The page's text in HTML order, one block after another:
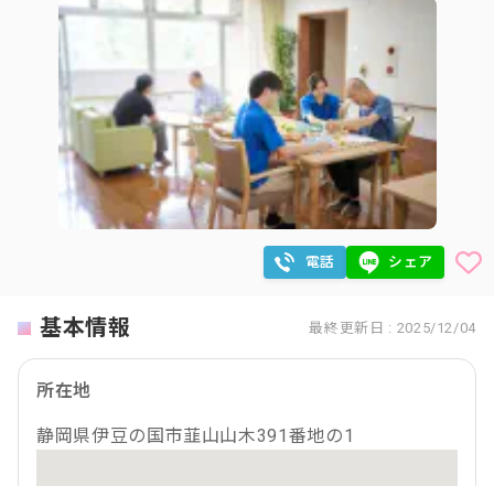
電話 シェア
基本情報 最終更新日 : 2025/12/04
所在地
静岡県伊豆の国市韮山山木391番地の1